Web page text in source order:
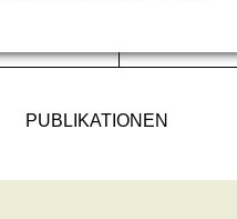
PUBLIKATIONEN